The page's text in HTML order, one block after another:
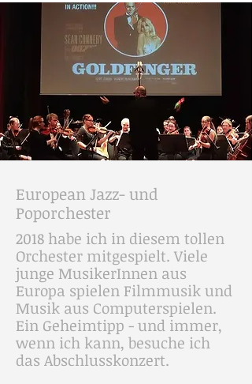
European Jazz- und
Poporchester
2018 habe ich in diesem tollen
Orchester mitgespielt. Viele
junge MusikerInnen aus
Europa spielen Filmmusik und
Musik aus Computerspielen.
Ein Geheimtipp - und immer,
wenn ich kann, besuche ich
das Abschlusskonzert.